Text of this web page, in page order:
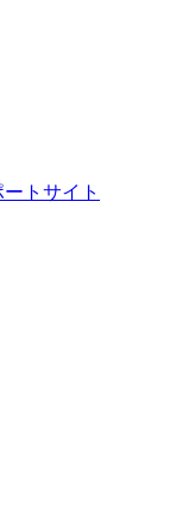
トサイト